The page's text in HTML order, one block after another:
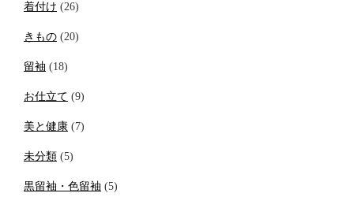
着付け (26)
きもの (20)
留袖 (18)
お仕立て (9)
美と健康 (7)
未分類 (5)
黒留袖・色留袖 (5)